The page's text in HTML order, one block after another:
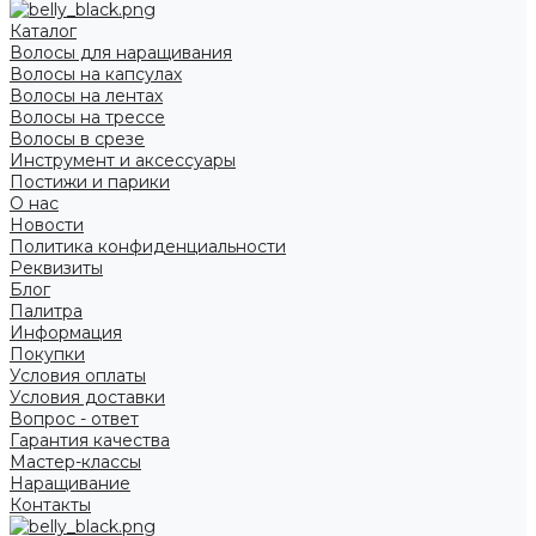
Каталог
Волосы для наращивания
Волосы на капсулах
Волосы на лентах
Волосы на трессе
Волосы в срезе
Инструмент и аксессуары
Постижи и парики
О нас
Новости
Политика конфиденциальности
Реквизиты
Блог
Палитра
Информация
Покупки
Условия оплаты
Условия доставки
Вопрос - ответ
Гарантия качества
Мастер-классы
Наращивание
Контакты